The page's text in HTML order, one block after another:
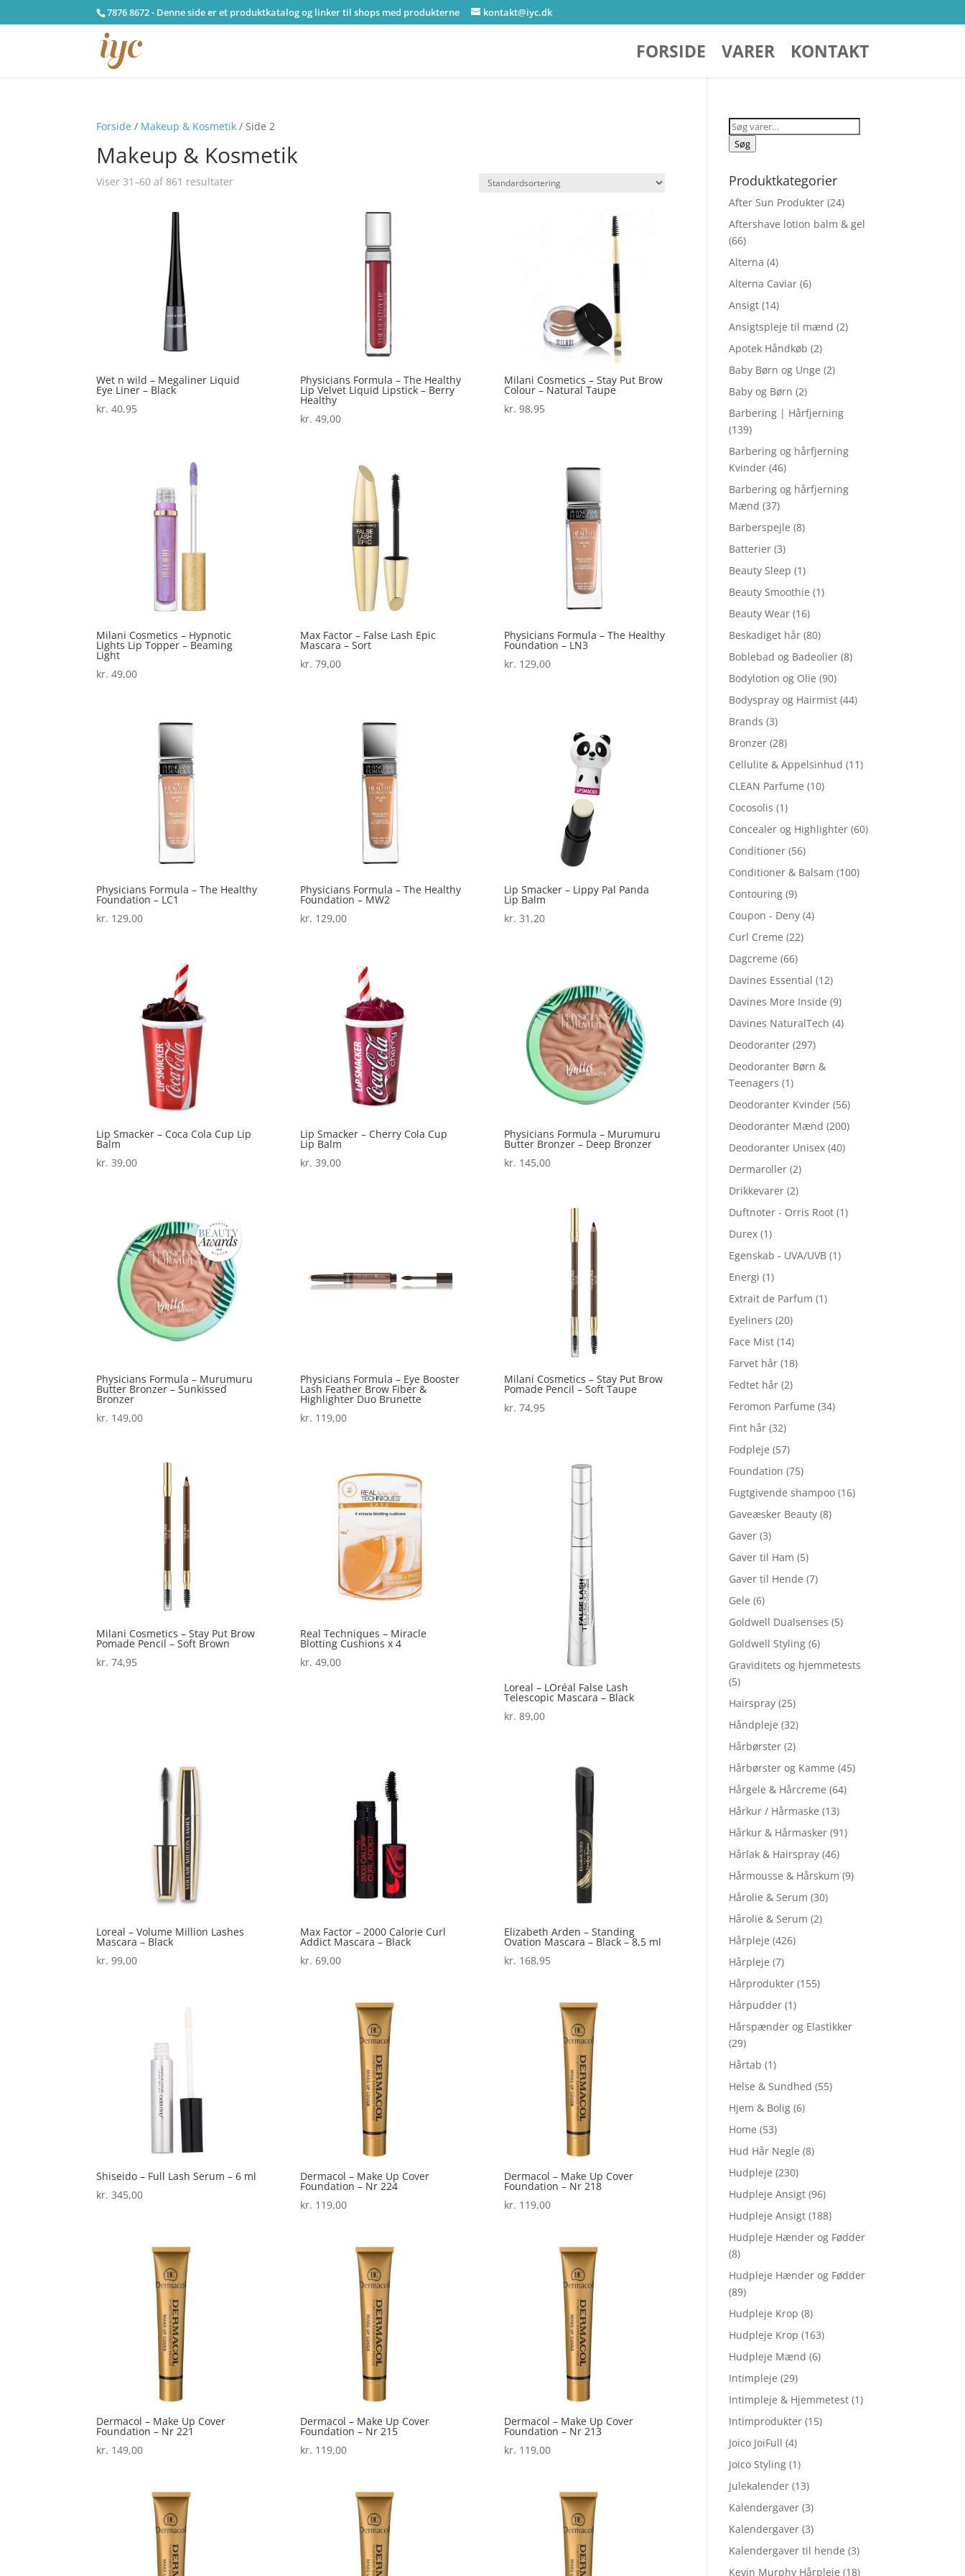
7876 8672 - Denne side er et produktkatalog og linker til shops med produkterne kontakt@iyc.dk
FORSIDE VARER KONTAKT
Forside / Makeup & Kosmetik / Side 2
Makeup & Kosmetik
Viser 31–60 af 861 resultater
Wet n wild – Megaliner Liquid
Eye Liner – Black
kr. 40,95
Physicians Formula – The Healthy
Lip Velvet Liquid Lipstick – Berry
Healthy
kr. 49,00
Milani Cosmetics – Stay Put Brow
Colour – Natural Taupe
kr. 98,95
Milani Cosmetics – Hypnotic
Lights Lip Topper – Beaming
Light
kr. 49,00
Max Factor – False Lash Epic
Mascara – Sort
kr. 79,00
Physicians Formula – The Healthy
Foundation – LN3
kr. 129,00
Physicians Formula – The Healthy
Foundation – LC1
kr. 129,00
Physicians Formula – The Healthy
Foundation – MW2
kr. 129,00
Lip Smacker – Lippy Pal Panda
Lip Balm
kr. 31,20
Lip Smacker – Coca Cola Cup Lip
Balm
kr. 39,00
Lip Smacker – Cherry Cola Cup
Lip Balm
kr. 39,00
Physicians Formula – Murumuru
Butter Bronzer – Deep Bronzer
kr. 145,00
Physicians Formula – Murumuru
Butter Bronzer – Sunkissed
Bronzer
kr. 149,00
Physicians Formula – Eye Booster
Lash Feather Brow Fiber &
Highlighter Duo Brunette
kr. 119,00
Milani Cosmetics – Stay Put Brow
Pomade Pencil – Soft Taupe
kr. 74,95
Milani Cosmetics – Stay Put Brow
Pomade Pencil – Soft Brown
kr. 74,95
Real Techniques – Miracle
Blotting Cushions x 4
kr. 49,00
Loreal – LOréal False Lash
Telescopic Mascara – Black
kr. 89,00
Loreal – Volume Million Lashes
Mascara – Black
kr. 99,00
Max Factor – 2000 Calorie Curl
Addict Mascara – Black
kr. 69,00
Elizabeth Arden – Standing
Ovation Mascara – Black – 8,5 ml
kr. 168,95
Shiseido – Full Lash Serum – 6 ml
kr. 345,00
Dermacol – Make Up Cover
Foundation – Nr 224
kr. 119,00
Dermacol – Make Up Cover
Foundation – Nr 218
kr. 119,00
Dermacol – Make Up Cover
Foundation – Nr 221
kr. 149,00
Dermacol – Make Up Cover
Foundation – Nr 215
kr. 119,00
Dermacol – Make Up Cover
Foundation – Nr 213
kr. 119,00
Søg
efter:
Søg
Produktkategorier
After Sun Produkter (24)
Aftershave lotion balm & gel
(66)
Alterna (4)
Alterna Caviar (6)
Ansigt (14)
Ansigtspleje til mænd (2)
Apotek Håndkøb (2)
Baby Børn og Unge (2)
Baby og Børn (2)
Barbering | Hårfjerning
(139)
Barbering og hårfjerning
Kvinder (46)
Barbering og hårfjerning
Mænd (37)
Barberspejle (8)
Batterier (3)
Beauty Sleep (1)
Beauty Smoothie (1)
Beauty Wear (16)
Beskadiget hår (80)
Boblebad og Badeolier (8)
Bodylotion og Olie (90)
Bodyspray og Hairmist (44)
Brands (3)
Bronzer (28)
Cellulite & Appelsinhud (11)
CLEAN Parfume (10)
Cocosolis (1)
Concealer og Highlighter (60)
Conditioner (56)
Conditioner & Balsam (100)
Contouring (9)
Coupon - Deny (4)
Curl Creme (22)
Dagcreme (66)
Davines Essential (12)
Davines More Inside (9)
Davines NaturalTech (4)
Deodoranter (297)
Deodoranter Børn &
Teenagers (1)
Deodoranter Kvinder (56)
Deodoranter Mænd (200)
Deodoranter Unisex (40)
Dermaroller (2)
Drikkevarer (2)
Duftnoter - Orris Root (1)
Durex (1)
Egenskab - UVA/UVB (1)
Energi (1)
Extrait de Parfum (1)
Eyeliners (20)
Face Mist (14)
Farvet hår (18)
Fedtet hår (2)
Feromon Parfume (34)
Fint hår (32)
Fodpleje (57)
Foundation (75)
Fugtgivende shampoo (16)
Gaveæsker Beauty (8)
Gaver (3)
Gaver til Ham (5)
Gaver til Hende (7)
Gele (6)
Goldwell Dualsenses (5)
Goldwell Styling (6)
Graviditets og hjemmetests
(5)
Hairspray (25)
Håndpleje (32)
Hårbørster (2)
Hårbørster og Kamme (45)
Hårgele & Hårcreme (64)
Hårkur / Hårmaske (13)
Hårkur & Hårmasker (91)
Hårlak & Hairspray (46)
Hårmousse & Hårskum (9)
Hårolie & Serum (30)
Hårolie & Serum (2)
Hårpleje (426)
Hårpleje (7)
Hårprodukter (155)
Hårpudder (1)
Hårspænder og Elastikker
(29)
Hårtab (1)
Helse & Sundhed (55)
Hjem & Bolig (6)
Home (53)
Hud Hår Negle (8)
Hudpleje (230)
Hudpleje Ansigt (96)
Hudpleje Ansigt (188)
Hudpleje Hænder og Fødder
(8)
Hudpleje Hænder og Fødder
(89)
Hudpleje Krop (8)
Hudpleje Krop (163)
Hudpleje Mænd (6)
Intimpleje (29)
Intimpleje & Hjemmetest (1)
Intimprodukter (15)
Joico JoiFull (4)
Joico Styling (1)
Julekalender (13)
Kalendergaver (3)
Kalendergaver (3)
Kalendergaver til hende (3)
Kevin Murphy Hårpleje (18)